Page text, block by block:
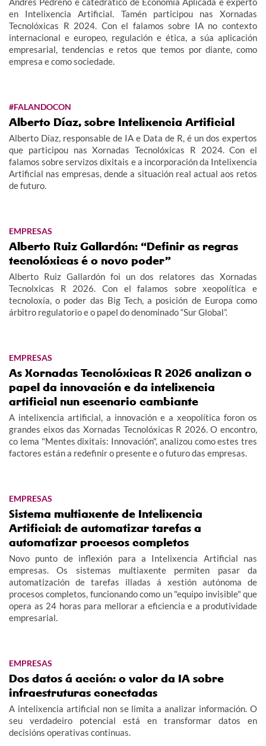
en Intelixencia Artificial. Tamén participou nas Xornadas
Tecnolóxicas R 2024. Con el falamos sobre IA no contexto
internacional e europeo, regulación e ética, a súa aplicación
empresarial, tendencias e retos que temos por diante, como
empresa e como sociedade.
#FALANDOCON
Alberto Díaz, sobre Intelixencia Artificial
Alberto Díaz, responsable de IA e Data de R, é un dos expertos
que participou nas Xornadas Tecnolóxicas R 2024. Con el
falamos sobre servizos dixitais e a incorporación da Intelixencia
Artificial nas empresas, dende a situación real actual aos retos
de futuro.
EMPRESAS
Alberto Ruiz Gallardón: “Definir as regras
tecnolóxicas é o novo poder”
Alberto Ruiz Gallardón foi un dos relatores das Xornadas
Tecnolxicas R 2026. Con el falamos sobre xeopolítica e
tecnoloxía, o poder das Big Tech, a posición de Europa como
árbitro regulatorio e o papel do denominado “Sur Global”.
EMPRESAS
As Xornadas Tecnolóxicas R 2026 analizan o
papel da innovación e da intelixencia
artificial nun escenario cambiante
A intelixencia artificial, a innovación e a xeopolítica foron os
grandes eixos das Xornadas Tecnolóxicas R 2026. O encontro,
co lema "Mentes dixitais: Innovación", analizou como estes tres
factores están a redefinir o presente e o futuro das empresas.
EMPRESAS
Sistema multiaxente de Intelixencia
Artificial: de automatizar tarefas a
automatizar procesos completos
Novo punto de inflexión para a Intelixencia Artificial nas
empresas. Os sistemas multiaxente permiten pasar da
automatización de tarefas illadas á xestión autónoma de
procesos completos, funcionando como un "equipo invisible" que
opera as 24 horas para mellorar a eficiencia e a produtividade
empresarial.
EMPRESAS
Dos datos á acción: o valor da IA sobre
infraestruturas conectadas
A intelixencia artificial non se limita a analizar información. O
seu verdadeiro potencial está en transformar datos en
decisións operativas continuas.